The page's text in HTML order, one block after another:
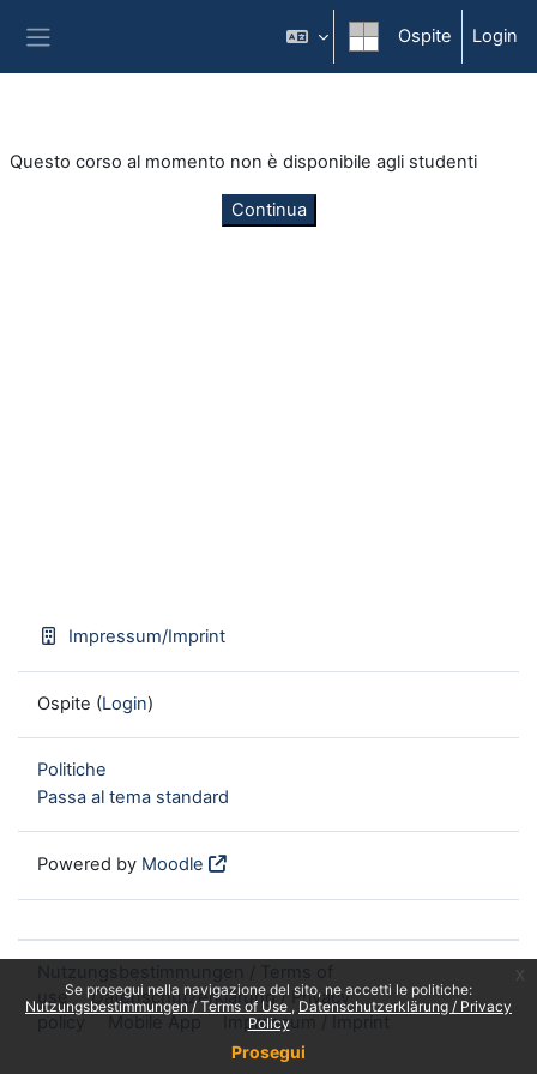
Se prosegui nella navigazione del sito, ne accetti le politiche:
Nutzungsbestimmungen / Terms of Use
Datenschutzerklärung / Privacy
Policy
Prosegui
Ospite Login
Questo corso al momento non è disponibile agli studenti
Continua
Impressum/Imprint
Ospite (Login)
Politiche
Passa al tema standard
Powered by Moodle
use
Datenschutzerklärung / Privacy
policy
Mobile App Impressum / Imprint